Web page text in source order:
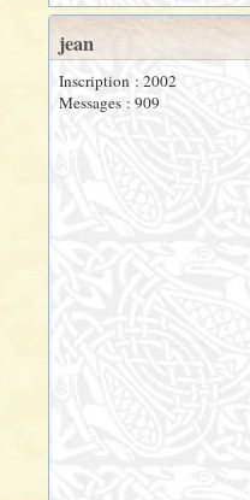
jean
Inscription : 2002
Messages : 909